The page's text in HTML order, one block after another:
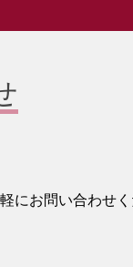
にお問い合わせく